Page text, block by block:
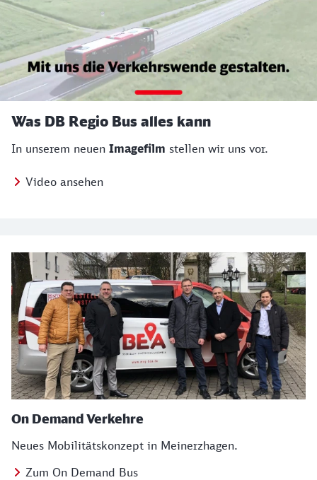
Was DB Regio Bus alles kann
In unserem neuen Imagefilm stellen wir uns vor.
Video ansehen
On Demand Verkehre
Neues Mobilitätskonzept in Meinerzhagen.
Zum On Demand Bus